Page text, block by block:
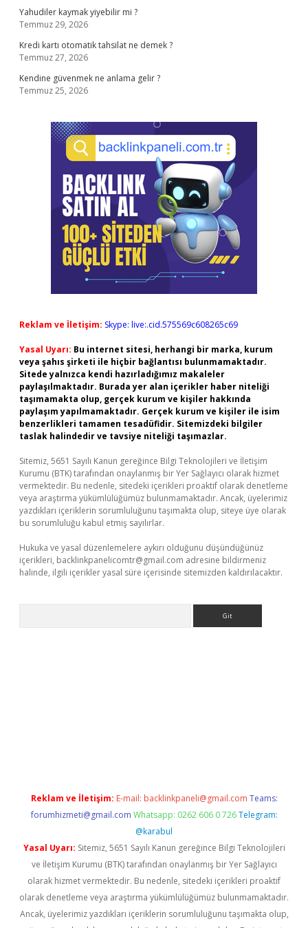
Yahudiler kaymak yiyebilir mi ?
Temmuz 29, 2026
Kredi kartı otomatik tahsilat ne demek ?
Temmuz 27, 2026
Kendine güvenmek ne anlama gelir ?
Temmuz 25, 2026
Reklam ve İletişim: Skype: live:.cid.575569c608265c69
Yasal Uyarı: Bu internet sitesi, herhangi bir marka, kurum
veya şahıs şirketi ile hiçbir bağlantısı bulunmamaktadır.
Sitede yalnızca kendi hazırladığımız makaleler
paylaşılmaktadır. Burada yer alan içerikler haber niteliği
taşımamakta olup, gerçek kurum ve kişiler hakkında
paylaşım yapılmamaktadır. Gerçek kurum ve kişiler ile isim
benzerlikleri tamamen tesadüfidir. Sitemizdeki bilgiler
taslak halindedir ve tavsiye niteliği taşımazlar.
Sitemiz, 5651 Sayılı Kanun gereğince Bilgi Teknolojileri ve İletişim
Kurumu (BTK) tarafından onaylanmış bir Yer Sağlayıcı olarak hizmet
vermektedir. Bu nedenle, sitedeki içerikleri proaktif olarak denetleme
veya araştırma yükümlülüğümüz bulunmamaktadır. Ancak, üyelerimiz
yazdıkları içeriklerin sorumluluğunu taşımakta olup, siteye üye olarak
bu sorumluluğu kabul etmiş sayılırlar.
Hukuka ve yasal düzenlemelere aykırı olduğunu düşündüğünüz
içerikleri, backlinkpanelicomtr@gmail.com adresine bildirmeniz
halinde, ilgili içerikler yasal süre içerisinde sitemizden kaldırılacaktır.
Reklam ve İletişim: E-mail: backlinkpaneli@gmail.com Teams:
forumhizmeti@gmail.com Whatsapp: 0262 606 0 726 Telegram:
@karabul
Yasal Uyarı: Sitemiz, 5651 Sayılı Kanun gereğince Bilgi Teknolojileri
ve İletişim Kurumu (BTK) tarafından onaylanmış bir Yer Sağlayıcı
olarak hizmet vermektedir. Bu nedenle, sitedeki içerikleri proaktif
olarak denetleme veya araştırma yükümlülüğümüz bulunmamaktadır.
Ancak, üyelerimiz yazdıkları içeriklerin sorumluluğunu taşımakta olup,